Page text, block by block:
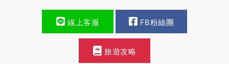
線上客服 FB粉絲團
旅遊攻略